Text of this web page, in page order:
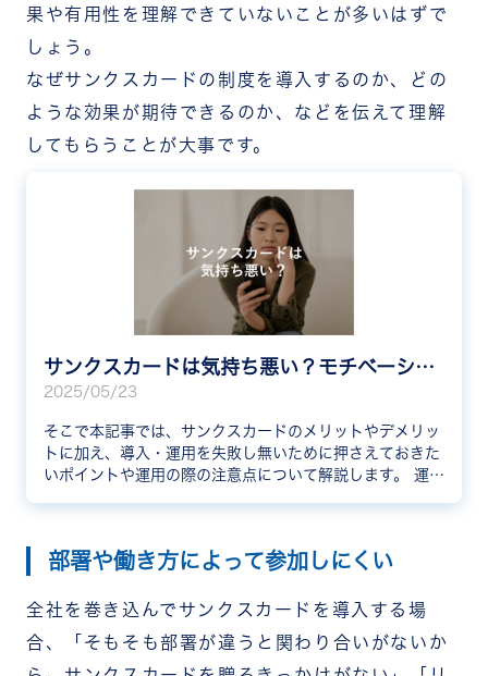
果や有用性を理解できていないことが多いはずで
しょう。
なぜサンクスカードの制度を導入するのか、どの
ような効果が期待できるのか、などを伝えて理解
してもらうことが大事です。
サンクスカードは気持ち悪い？モチベーションを下げる5つの理由と導入・運用を失敗させない方法を紹介
2025/05/23
そこで本記事では、サンクスカードのメリットやデメリッ
トに加え、導入・運用を失敗し無いために押さえておきた
いポイントや運用の際の注意点について解説します。 運用
部署や働き方によって参加しにくい
全社を巻き込んでサンクスカードを導入する場
合、「そもそも部署が違うと関わり合いがないか